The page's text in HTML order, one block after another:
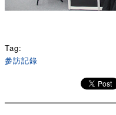
about 真正本土的遊
Tag:
參訪記錄